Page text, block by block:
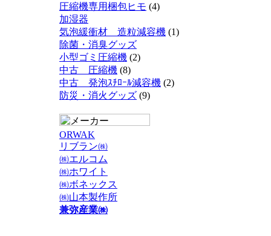
圧縮機専用梱包ヒモ (4)
加湿器
気泡緩衝材 造粒減容機 (1)
除菌・消臭グッズ
小型ゴミ圧縮機 (2)
中古 圧縮機 (8)
中古 発泡ｽﾁﾛｰﾙ減容機 (2)
防災・消火グッズ (9)
ORWAK
リブラン㈱
㈱エルコム
㈱ホワイト
㈱ボネックス
㈱山本製作所
兼弥産業㈱